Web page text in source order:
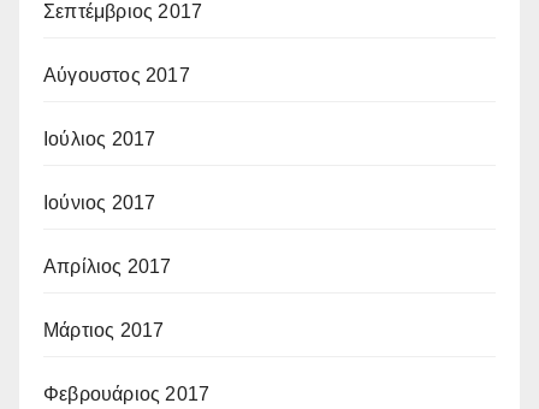
Σεπτέμβριος 2017
Αύγουστος 2017
Ιούλιος 2017
Ιούνιος 2017
Απρίλιος 2017
Μάρτιος 2017
Φεβρουάριος 2017